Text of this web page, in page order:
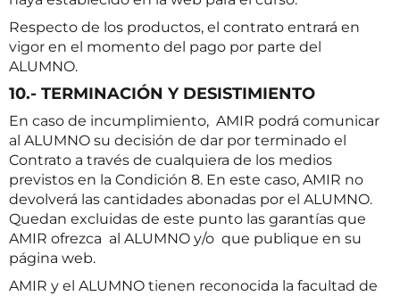
Respecto de los productos, el contrato entrará en
vigor en el momento del pago por parte del
ALUMNO.
10.- TERMINACIÓN Y DESISTIMIENTO
En caso de incumplimiento, AMIR podrá comunicar
al ALUMNO su decisión de dar por terminado el
Contrato a través de cualquiera de los medios
previstos en la Condición 8. En este caso, AMIR no
devolverá las cantidades abonadas por el ALUMNO.
Quedan excluidas de este punto las garantías que
AMIR ofrezca al ALUMNO y/o que publique en su
página web.
AMIR y el ALUMNO tienen reconocida la facultad de